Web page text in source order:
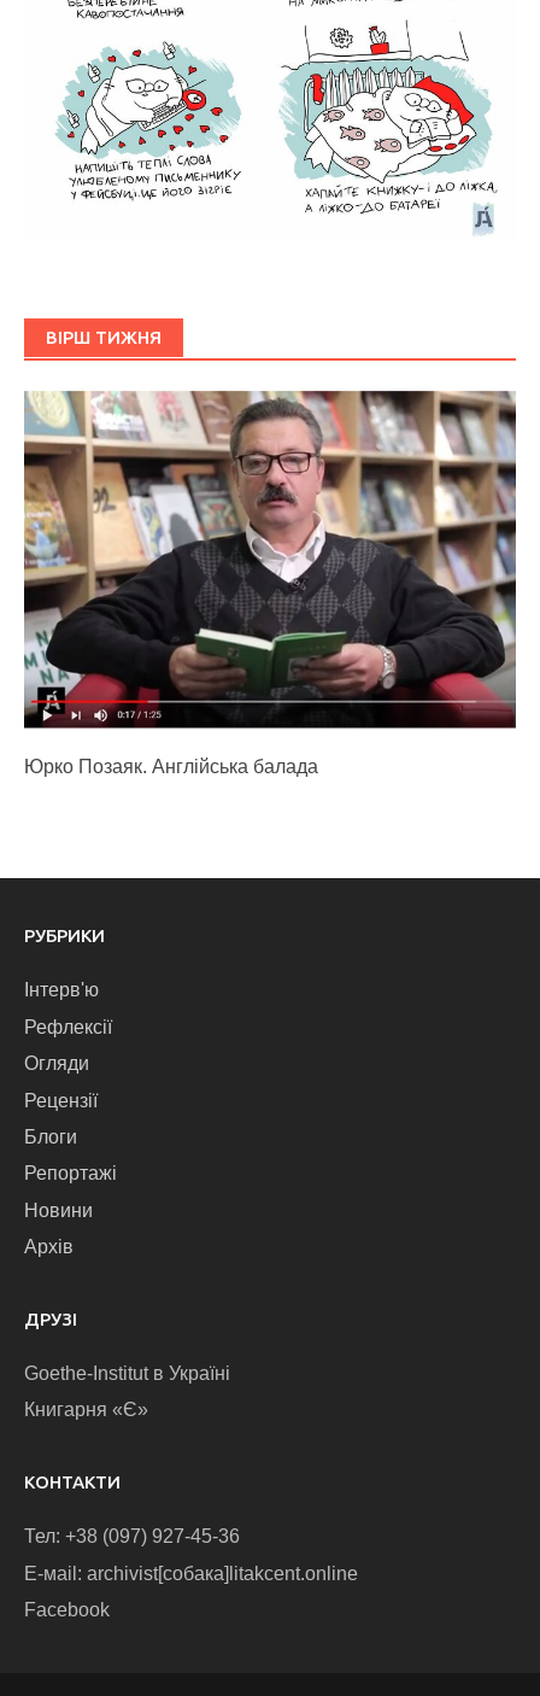
ВІРШ ТИЖНЯ
Юрко Позаяк. Англійська балада
РУБРИКИ
Інтерв'ю
Рефлексії
Огляди
Рецензії
Блоги
Репортажі
Новини
Архів
ДРУЗІ
Goethe-Institut в Україні
Книгарня «Є»
КОНТАКТИ
Тел: +38 (097) 927-45-36
E-маіl: archivist[собака]litakcent.online
Facebook